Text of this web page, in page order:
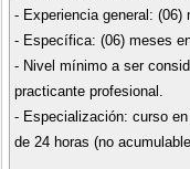
- Experiencia general: (06)
- Específica: (06) meses
- Nivel mínimo a ser
practicante profesional.
- Especialización: curso
de 24 horas (no